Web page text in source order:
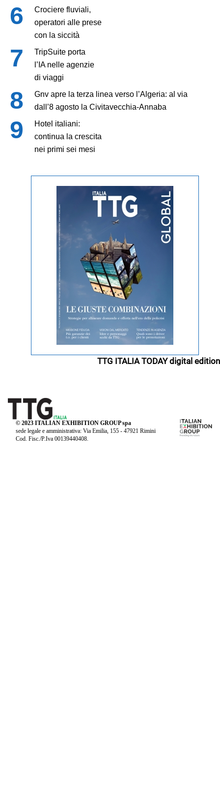
Crociere fluviali,
operatori alle prese
con la siccità
TripSuite porta
l’IA nelle agenzie
di viaggi
Gnv apre la terza linea verso l’Algeria: al via
dall’8 agosto la Civitavecchia-Annaba
Hotel italiani:
continua la crescita
nei primi sei mesi
TTG ITALIA TODAY digital edition
© 2023 ITALIAN EXHIBITION GROUP spa
sede legale e amministrativa: Via Emilia, 155 - 47921 Rimini
Cod. Fisc./P.Iva 00139440408.